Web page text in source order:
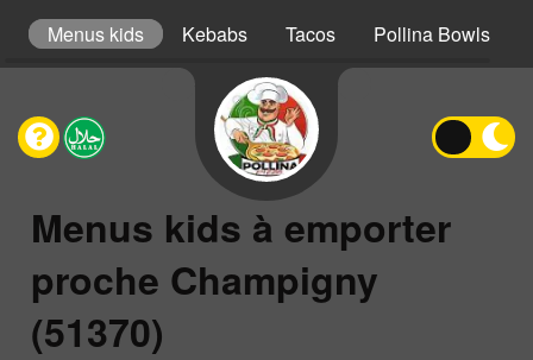
Menus kids Kebabs Tacos Pollina Bowls
Menus kids à emporter
proche Champigny
(51370)